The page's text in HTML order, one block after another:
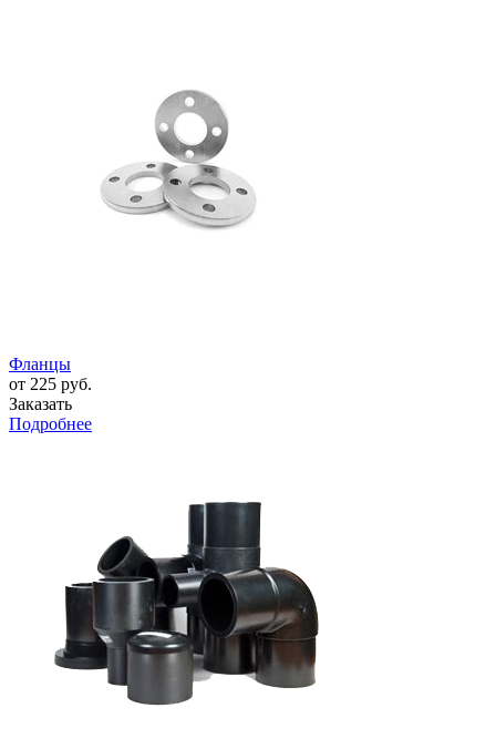
Фланцы
от 225 руб.
Заказать
Подробнее